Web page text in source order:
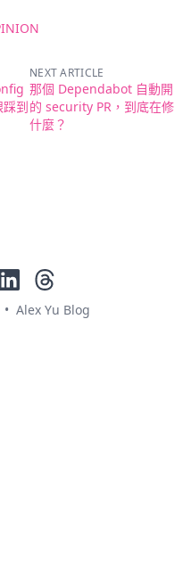
到
NEXT ARTICLE
那個 Dependabot 自動開
的 security PR，到底在修
什麼？
linkedinthreads
• Alex Yu Blog